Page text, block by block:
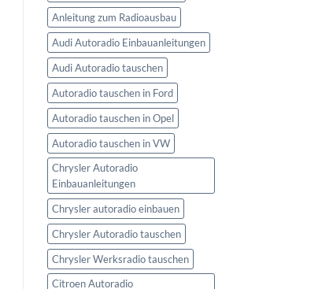
Anleitung zum Radioausbau
Audi Autoradio Einbauanleitungen
Audi Autoradio tauschen
Autoradio tauschen in Ford
Autoradio tauschen in Opel
Autoradio tauschen in VW
Chrysler Autoradio
Einbauanleitungen
Chrysler autoradio einbauen
Chrysler Autoradio tauschen
Chrysler Werksradio tauschen
Citroen Autoradio